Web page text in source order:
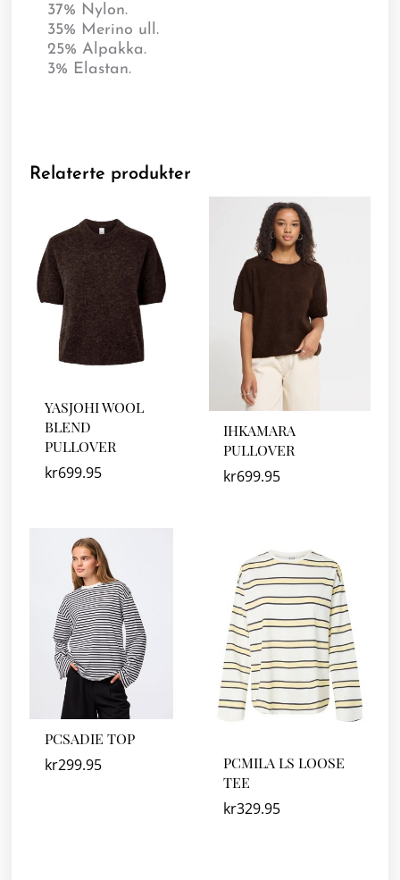
37% Nylon.
35% Merino ull.
25% Alpakka.
3% Elastan.
Relaterte produkter
YASJOHI WOOL
BLEND
PULLOVER
kr699.95
IHKAMARA
PULLOVER
kr699.95
PCSADIE TOP
kr299.95
PCMILA LS LOOSE
TEE
kr329.95